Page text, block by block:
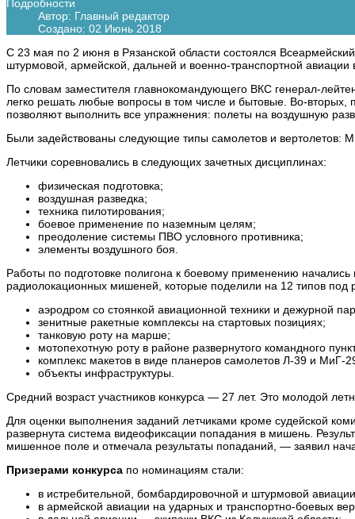
Подробности
Автор: Главный редактор
Создано: 02 Июнь 2018
С 23 мая по 2 июня в Рязанской области состоялся
штурмовой, армейской, дальней и военно-транспортной
По словам заместителя главнокомандующего ВКС генерал-
легко решать любые вопросы в том числе и бытовые. Во-вторых,
позволяют выполнить все упражнения: полеты на воздушную
Были задействованы следующие типы самолетов и
Летчики соревновались в следующих зачетных дисциплинах:
физическая подготовка;
воздушная разведка;
техника пилотирования;
боевое применение по наземным целям;
преодоление системы ПВО условного противника;
элементы воздушного боя.
Работы по подготовке полигона к боевому применению
радиолокационных мишеней, которые поделили на 12 типов под
аэродром со стоянкой авиационной техники и дежурной
зенитные ракетные комплексы на стартовых позициях;
танковую роту на марше;
мотопехотную роту в районе развернутого командного
комплекс макетов в виде планеров самолетов Л-39 и МиГ-
объекты инфраструктуры.
Средний возраст участников конкурса — 27 лет. Это молодой
Для оценки выполнения заданий летчиками кроме судейской
развернута система видеофиксации попадания в мишень.
мишенное поле и отмечала результаты попаданий, — заявил
Призерами конкурса по номинациям стали:
в истребительной, бомбардировочной и штурмовой
в армейской авиации на ударных и транспортно-боевых